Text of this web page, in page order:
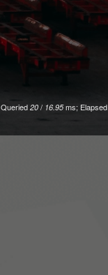
Queried 20 / 16.95ms; Elapsed